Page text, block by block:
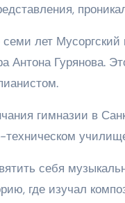
семи лет
Антона Гурянова.
гимназии в
себя
где изучал